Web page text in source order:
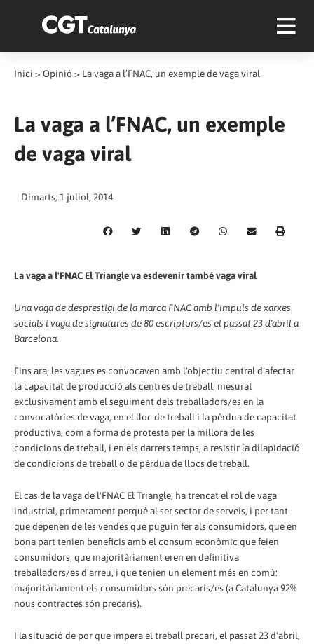
Inici > Opinió > La vaga a l’FNAC, un exemple de vaga viral
La vaga a l’FNAC, un exemple
de vaga viral
Dimarts, 1 juliol, 2014
La vaga a l'FNAC El Triangle va esdevenir també vaga viral
Una vaga de desprestigi de la marca FNAC amb l'impuls de xarxes
socials i vaga de signatures de 80 escriptors/es el passat 23 d'abril a
Barcelona.
Fins ara, les vagues es convocaven amb l'objectiu central d'afectar
la capacitat de producció als centres de treball, mesurat
exclusivament amb el seguiment dels treballadors/es en la
convocatòries de vaga, en el lloc de treball i la pèrdua de capacitat
productiva, com a forma de protesta per la millora de les
condicions de treball, i en els darrers temps, a resistir la dilapidació
de condicions de treball o de pèrdua de llocs de treball.
El cas de la vaga de l'FNAC El Triangle, ha trencat el rol de vaga
industrial, primerament perquè al ser sector de serveis, i per tant
que depenen de les vendes que puguin fer als consumidors, que en
bona part tenien beneficis amb el consum econòmic que feien
consumidors, que majoritàriament eren en definitiva
treballadors/es d'arreu, i que tenien un element més en comú:
majoritàriament els consumidors són precaris/es (a Catalunya 92%
nous contractes són precaris).
I la situació de por que impera el treball precari, el passat 23 d'abril,